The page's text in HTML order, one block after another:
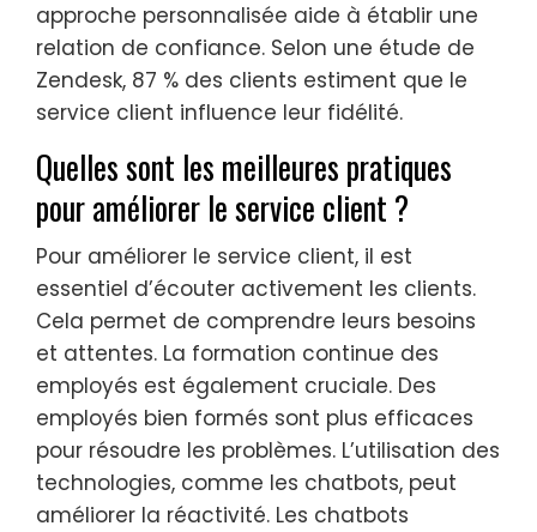
approche personnalisée aide à établir une
relation de confiance. Selon une étude de
Zendesk, 87 % des clients estiment que le
service client influence leur fidélité.
Quelles sont les meilleures pratiques
pour améliorer le service client ?
Pour améliorer le service client, il est
essentiel d’écouter activement les clients.
Cela permet de comprendre leurs besoins
et attentes. La formation continue des
employés est également cruciale. Des
employés bien formés sont plus efficaces
pour résoudre les problèmes. L’utilisation des
technologies, comme les chatbots, peut
améliorer la réactivité. Les chatbots